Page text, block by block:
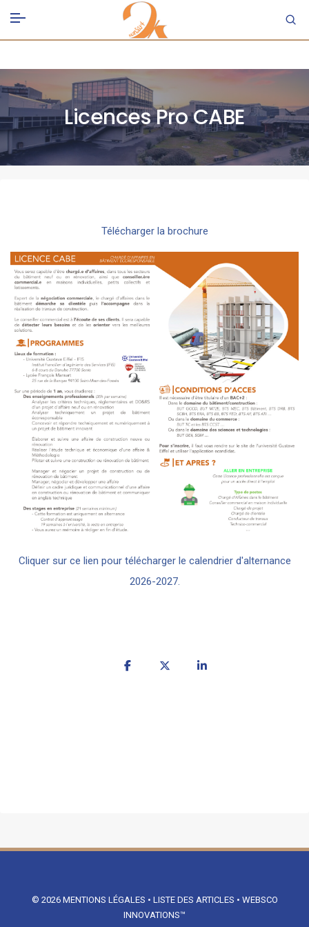
Licences Pro CABE
Télécharger la brochure
Cliquer sur ce lien pour télécharger le calendrier d'alternance
2026-2027.
© 2026 MENTIONS LÉGALES • LISTE DES ARTICLES • WEBSCO
INNOVATIONS™